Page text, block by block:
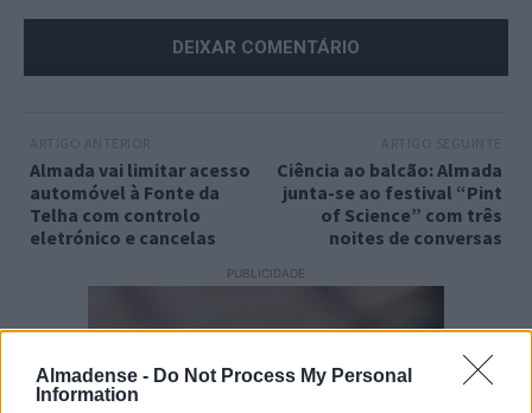
Almadense - Do Not Process My Personal
Information
Almada vai limitar acesso
automóvel à Fonte da
Telha com controlo
eletrónico e cancelas
Ciência ao balcão: Almada
junta-se ao festival “Pint
of Science” com três
noites de conversas
PUBLICIDADE